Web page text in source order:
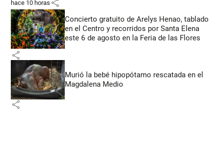
hace 10 horas share
Concierto gratuito de Arelys Henao, tablado
en el Centro y recorridos por Santa Elena
este 6 de agosto en la Feria de las Flores
share
Murió la bebé hipopótamo rescatada en el
Magdalena Medio
share